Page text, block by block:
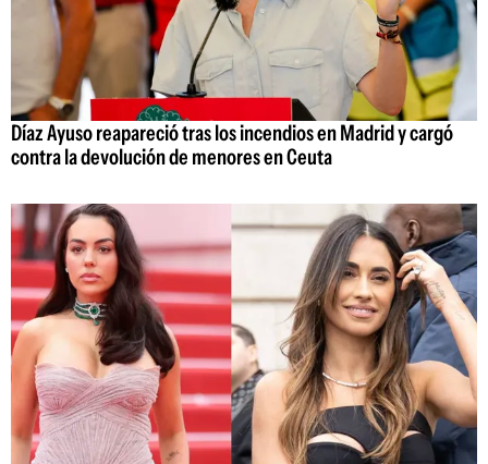
Díaz Ayuso reapareció tras los incendios en Madrid y cargó
contra la devolución de menores en Ceuta